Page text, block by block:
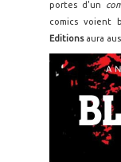
portes d'un
comics voient
Editions aura